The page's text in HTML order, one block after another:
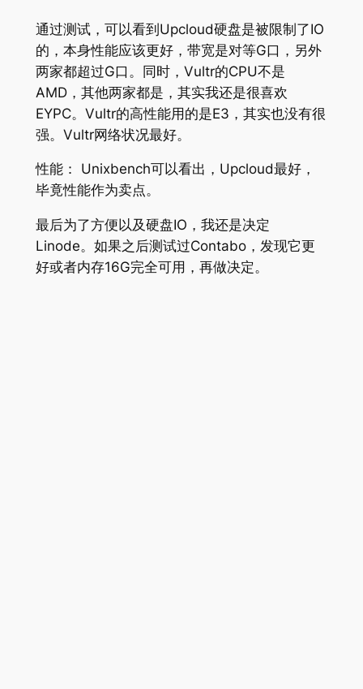
通过测试，可以看到Upcloud硬盘是被限制了IO
的，本身性能应该更好，带宽是对等G口，另外
两家都超过G口。同时，Vultr的CPU不是
AMD，其他两家都是，其实我还是很喜欢
EYPC。Vultr的高性能用的是E3，其实也没有很
强。Vultr网络状况最好。
性能： Unixbench可以看出，Upcloud最好，
毕竟性能作为卖点。
最后为了方便以及硬盘IO，我还是决定
Linode。如果之后测试过Contabo，发现它更
好或者内存16G完全可用，再做决定。